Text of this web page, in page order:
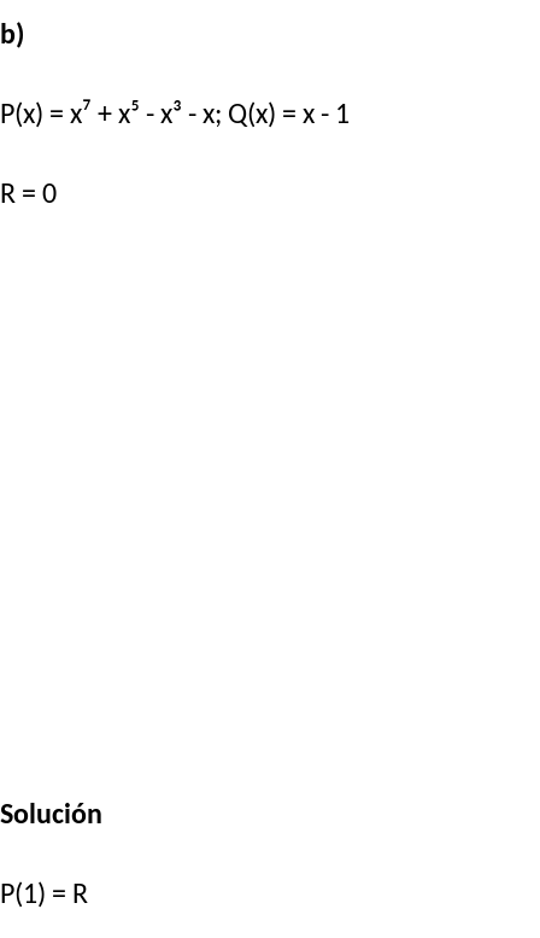
b)
P(x) = x⁷ + x⁵ - x³ - x; Q(x) = x - 1
R = 0
Solución
P(1) = R